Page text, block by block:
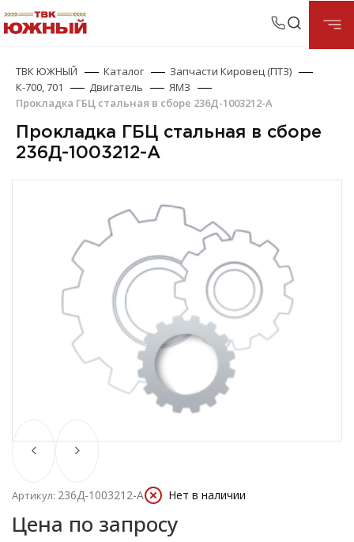
ТВК ЮЖНЫЙ Каталог
Запчасти Кировец (ПТЗ)
К-700, 701
Двигатель
ЯМЗ
Прокладка ГБЦ стальная в сборе 236Д-1003212-А
Прокладка ГБЦ стальная в сборе
236Д-1003212-А
Артикул: 236Д-1003212-А Нет в наличии
Цена по запросу